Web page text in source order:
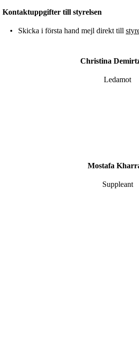
Kontaktuppgifter till styrelsen
Skicka i första hand mejl direkt till
Christina
Ledamot
Mostafa
Suppleant